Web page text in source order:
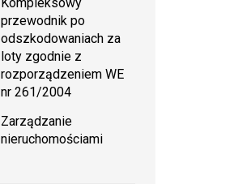
przewodnik po
odszkodowaniach za
loty zgodnie z
rozporządzeniem WE
nr 261/2004
Zarządzanie
nieruchomościami